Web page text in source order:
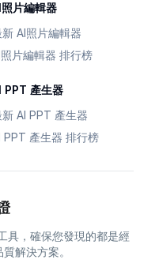
片編輯器
AI照片編輯器
片編輯器 排行榜
PPT 產生器
新 AI PPT 產生器
PPT 產生器 排行榜
具，確保您發現的都是經
解決方案。